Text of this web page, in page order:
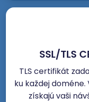
SSL/TLS
TLS certifikát
ku každej
získajú vaši